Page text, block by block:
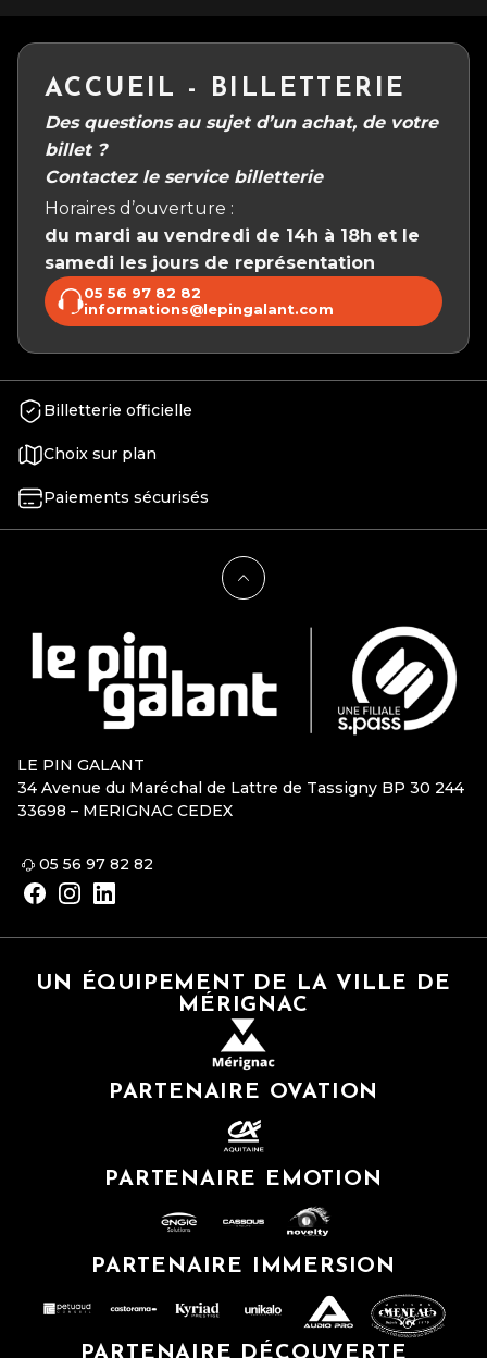
ACCUEIL - BILLETTERIE
Des questions au sujet d’un achat, de votre
billet ?
Contactez le service billetterie
Horaires d’ouverture :
du mardi au vendredi de 14h à 18h et le
samedi les jours de représentation
05 56 97 82 82
informations@lepingalant.com
Billetterie officielle
Choix sur plan
Paiements sécurisés
LE PIN GALANT
34 Avenue du Maréchal de Lattre de Tassigny BP 30 244
33698 – MERIGNAC CEDEX
05 56 97 82 82
UN ÉQUIPEMENT DE LA VILLE DE
MÉRIGNAC
PARTENAIRE OVATION
PARTENAIRE EMOTION
PARTENAIRE IMMERSION